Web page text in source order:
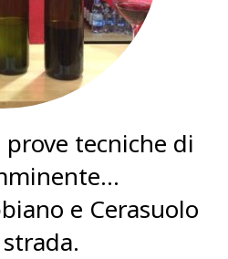
tecniche di
e Cerasuolo